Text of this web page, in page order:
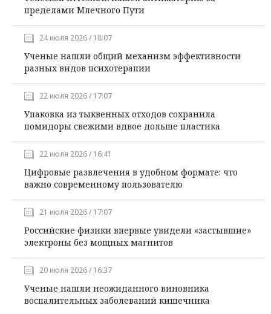
пределами Млечного Пути
24 июля 2026 / 18:07
Ученые нашли общий механизм эффективности
разных видов психотерапии
22 июля 2026 / 17:07
Упаковка из тыквенных отходов сохранила
помидоры свежими вдвое дольше пластика
22 июля 2026 / 16:41
Цифровые развлечения в удобном формате: что
важно современному пользователю
21 июля 2026 / 17:07
Российские физики впервые увидели «застывшие»
электроны без мощных магнитов
20 июля 2026 / 16:37
Ученые нашли неожиданного виновника
воспалительных заболеваний кишечника